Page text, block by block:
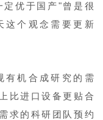
定优于国产"曾是很
这个观念需要更新
有机合成研究的需
比进口设备更贴合
求的科研团队预约